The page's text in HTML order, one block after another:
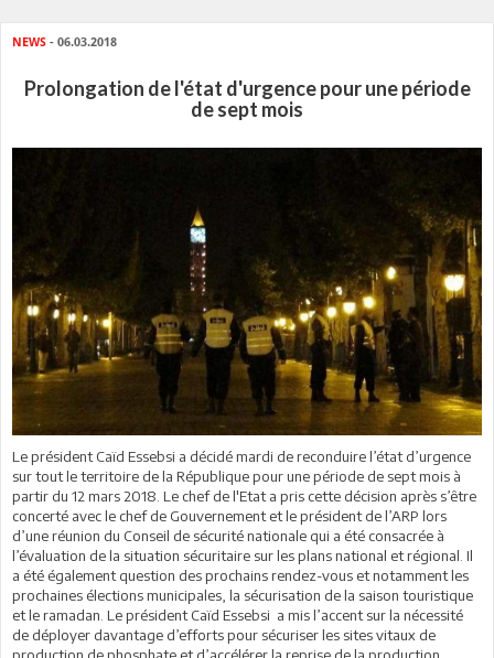
NEWS - 06.03.2018
Prolongation de l'état d'urgence pour une période
de sept mois
Le président Caïd Essebsi a décidé mardi de reconduire l’état d’urgence
sur tout le territoire de la République pour une période de sept mois à
partir du 12 mars 2018. Le chef de l'Etat a pris cette décision après s’être
concerté avec le chef de Gouvernement et le président de l’ARP lors
d’une réunion du Conseil de sécurité nationale qui a été consacrée à
l’évaluation de la situation sécuritaire sur les plans national et régional. Il
a été également question des prochains rendez-vous et notamment les
prochaines élections municipales, la sécurisation de la saison touristique
et le ramadan. Le président Caïd Essebsi a mis l’accent sur la nécessité
de déployer davantage d’efforts pour sécuriser les sites vitaux de